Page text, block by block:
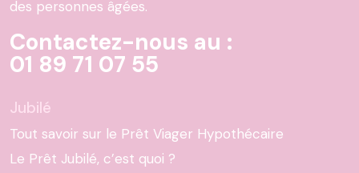
des personnes âgées.
Contactez-nous au :
01 89 71 07 55
Jubilé
Tout savoir sur le Prêt Viager Hypothécaire
Le Prêt Jubilé, c’est quoi ?